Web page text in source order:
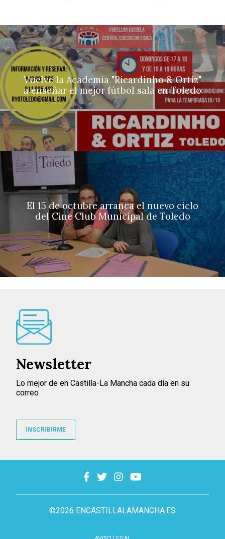
Vuelve la Academia "Ricardinho & Ortiz"
a enseñar el mejor fútbol sala en Toledo
El 15 de octubre arranca el nuevo ciclo
del Cine Club Municipal de Toledo
©2026 ENCASTILLALAMANCHA.ES
Newsletter
Lo mejor de en Castilla-La Mancha cada día en su
correo
INSCRIBIRME